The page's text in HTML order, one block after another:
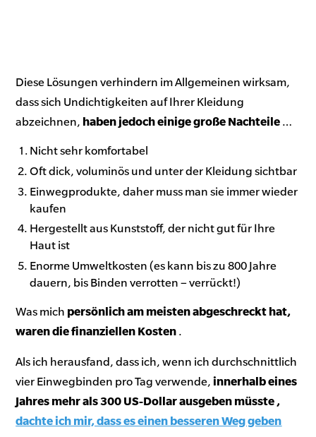
Diese Lösungen verhindern im Allgemeinen wirksam,
dass sich Undichtigkeiten auf Ihrer Kleidung
abzeichnen, haben jedoch einige große Nachteile …
Nicht sehr komfortabel
Oft dick, voluminös und unter der Kleidung sichtbar
Einwegprodukte, daher muss man sie immer wieder
kaufen
Hergestellt aus Kunststoff, der nicht gut für Ihre
Haut ist
Enorme Umweltkosten (es kann bis zu 800 Jahre
dauern, bis Binden verrotten – verrückt!)
Was mich persönlicham meisten abgeschreckt hat,
waren die finanziellen Kosten .
Als ich herausfand, dass ich, wenn ich durchschnittlich
vier Einwegbinden pro Tag verwende,innerhalb eines
Jahres mehr als 300 US-Dollar ausgeben müsste ,
dachte ich mir, dass es einen besseren Weg geben